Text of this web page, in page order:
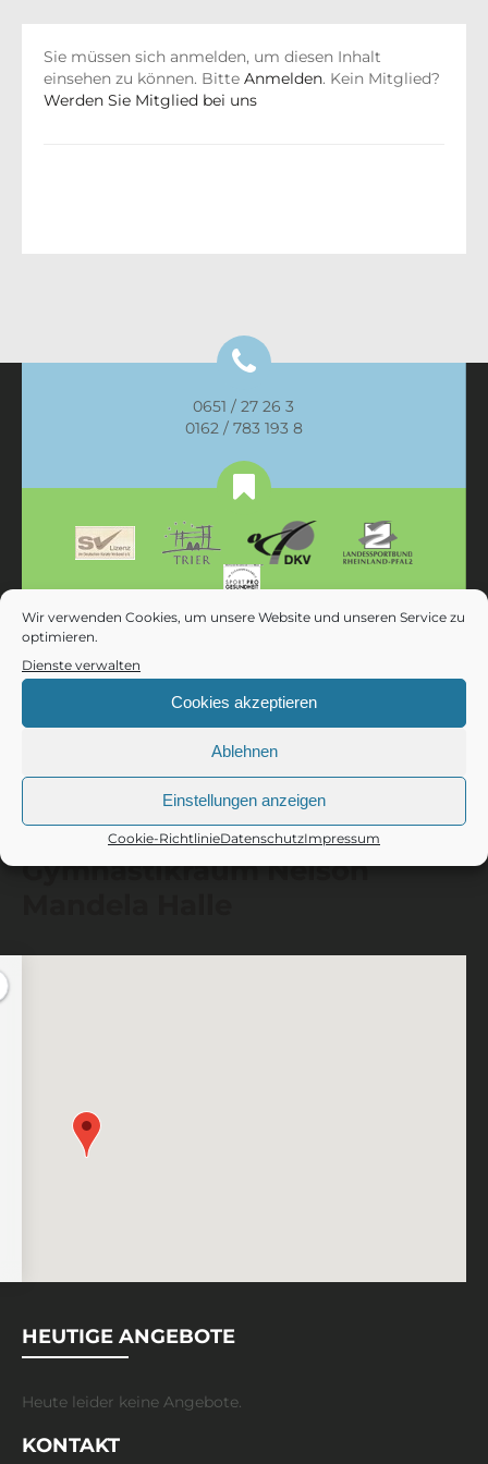
Wir verwenden Cookies, um unsere Website und unseren Service zu
optimieren.
Dienste verwalten
Cookies akzeptieren
Ablehnen
Einstellungen anzeigen
Cookie-RichtlinieDatenschutzImpressum
Sie müssen sich anmelden, um diesen Inhalt
einsehen zu können. Bitte Anmelden. Kein Mitglied?
Werden Sie Mitglied bei uns
0651 / 27 26 3
0162 / 783 193 8
für Karate und Selbstverteidigung
ANFAHRT KARATE & SV
Gymnastikraum Nelson
HEUTIGE ANGEBOTE
Heute leider keine Angebote.
KONTAKT